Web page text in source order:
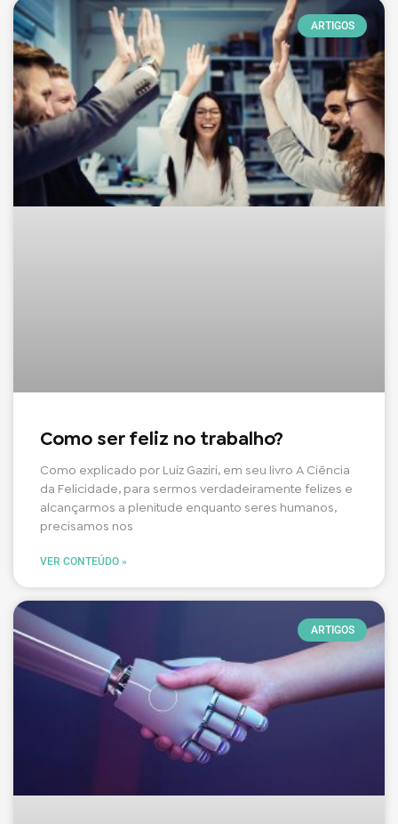
ARTIGOS
Como ser feliz no trabalho?
Como explicado por Luiz Gaziri, em seu livro A Ciência
da Felicidade, para sermos verdadeiramente felizes e
alcançarmos a plenitude enquanto seres humanos,
precisamos nos
VER CONTEÚDO »
ARTIGOS